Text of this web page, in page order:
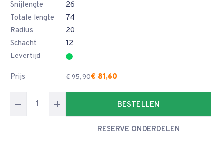
Snijlengte
26
Totale lengte
74
Radius
20
Schacht
12
Levertijd
Prijs € 95,90€ 81,60
BESTELLEN
RESERVE ONDERDELEN